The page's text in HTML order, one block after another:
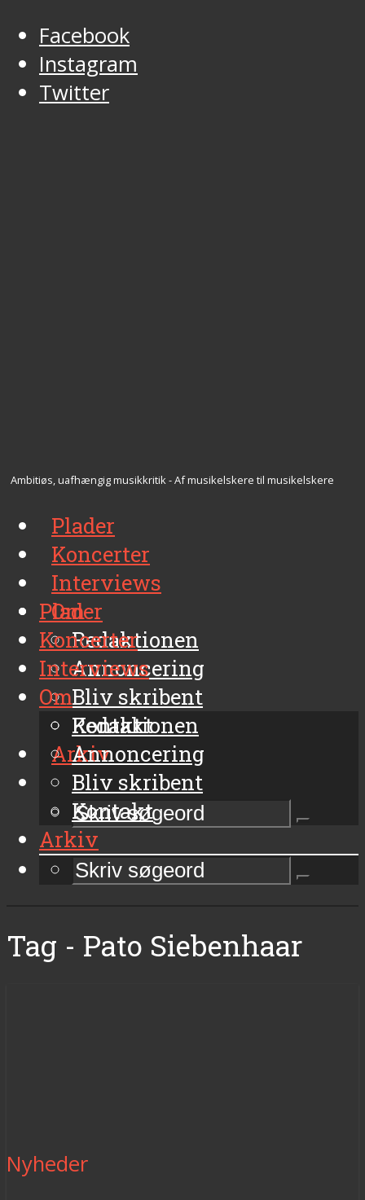
Facebook
Instagram
Twitter
Ambitiøs, uafhængig musikkritik - Af musikelskere til musikelskere
Plader
Koncerter
Interviews
Om
Redaktionen
Annoncering
Bliv skribent
Kontakt
Arkiv
Plader
Koncerter
Interviews
Om
Redaktionen
Annoncering
Bliv skribent
Kontakt
Arkiv
Tag - Pato Siebenhaar
Nyheder